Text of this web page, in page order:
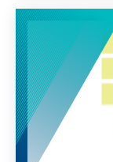
globalen
ihres
an morgen
Reden in
Form